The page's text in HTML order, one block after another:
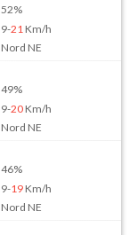
52%
9-21 Km/h
Nord NE
49%
9-20Km/h
Nord NE
46%
9-19Km/h
Nord NE